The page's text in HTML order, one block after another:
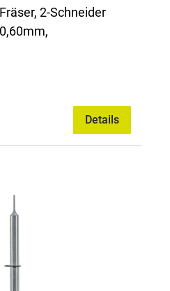
2-Schneider
Details